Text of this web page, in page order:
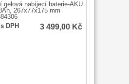
gelová nabíjecí baterie-AKU
267x77x175 mm
DPH
3 499,00 Kč